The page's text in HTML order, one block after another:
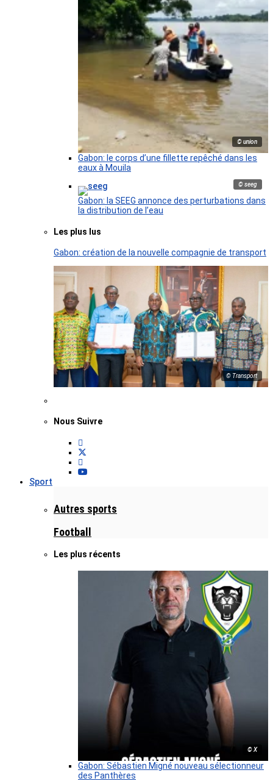
© union
Gabon: le corps d’une fillette repêché dans les
eaux à Mouila
© seeg
Gabon: la SEEG annonce des perturbations dans
la distribution de l’eau
Les plus lus
Gabon: création de la nouvelle compagnie de transport
© Transport
Nous Suivre
Sport
Autres sports
Football
Les plus récents
© X
Gabon: Sébastien Migné nouveau sélectionneur
des Panthères